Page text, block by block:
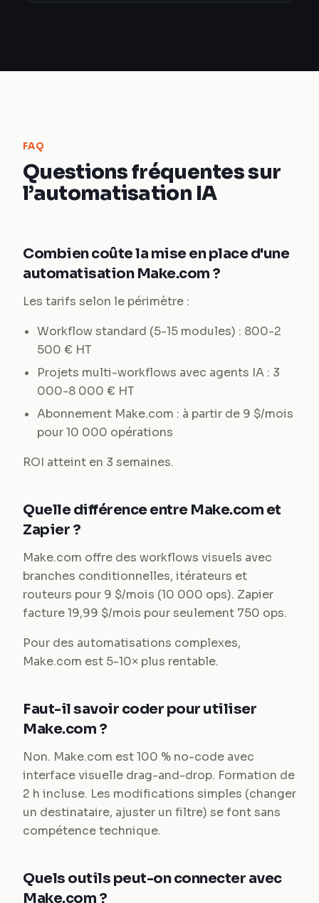
FAQ
Questions fréquentes sur
l’automatisation IA
Combien coûte la mise en place d'une
automatisation Make.com ?
Les tarifs selon le périmètre :
Workflow standard (5-15 modules) : 800-2
500 € HT
Projets multi-workflows avec agents IA : 3
000-8 000 € HT
Abonnement Make.com : à partir de 9 $/mois
pour 10 000 opérations
ROI atteint en 3 semaines.
Quelle différence entre Make.com et
Zapier ?
Make.com offre des workflows visuels avec
branches conditionnelles, itérateurs et
routeurs pour 9 $/mois (10 000 ops). Zapier
facture 19,99 $/mois pour seulement 750 ops.
Pour des automatisations complexes,
Make.com est 5-10× plus rentable.
Faut-il savoir coder pour utiliser
Make.com ?
Non. Make.com est 100 % no-code avec
interface visuelle drag-and-drop. Formation de
2 h incluse. Les modifications simples (changer
un destinataire, ajuster un filtre) se font sans
compétence technique.
Quels outils peut-on connecter avec
Make.com ?